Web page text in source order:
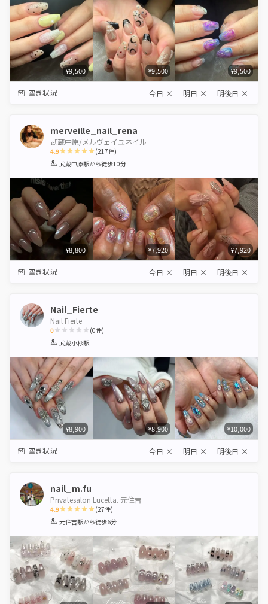
¥9,500 ¥9,500 ¥9,500
空き状況 今日 × 明日 × 明後日 ×
merveille_nail_rena
武蔵中原/メルヴェイユネイル
4.9
1 2 3 4 5
(217件)
武蔵中原駅から徒歩10分
¥8,800 ¥7,920 ¥7,920
空き状況 今日 × 明日 × 明後日 ×
Nail_Fierte
Nail Fierte
0
1 2 3 4 5
(0件)
武蔵小杉駅
¥8,900 ¥8,900 ¥10,000
空き状況 今日 × 明日 × 明後日 ×
nail_m.fu
Privatesalon Lucetta. 元住吉
4.9
1 2 3 4 5
(27件)
元住吉駅から徒歩6分